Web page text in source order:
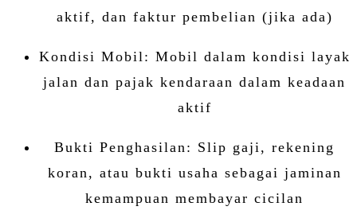
aktif, dan faktur pembelian (jika ada)
Kondisi Mobil: Mobil dalam kondisi layak
jalan dan pajak kendaraan dalam keadaan
aktif
Bukti Penghasilan: Slip gaji, rekening
koran, atau bukti usaha sebagai jaminan
kemampuan membayar cicilan